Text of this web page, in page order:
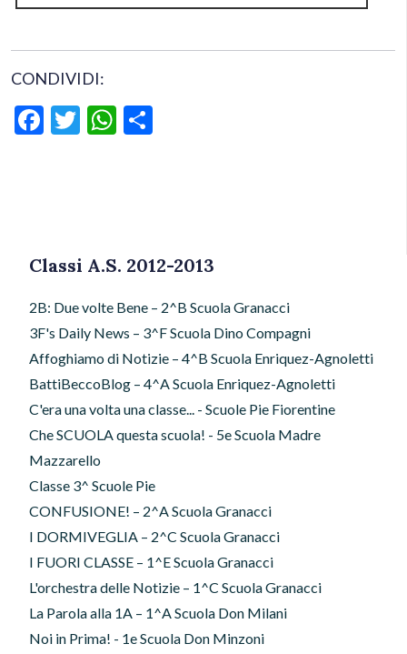
CONDIVIDI:
Facebook
TwitterWhatsApp
Classi A.S. 2012-2013
2B: Due volte Bene – 2^B Scuola Granacci
3F's Daily News – 3^F Scuola Dino Compagni
Affoghiamo di Notizie – 4^B Scuola Enriquez-Agnoletti
BattiBeccoBlog – 4^A Scuola Enriquez-Agnoletti
C'era una volta una classe... - Scuole Pie Fiorentine
Che SCUOLA questa scuola! - 5e Scuola Madre
Mazzarello
Classe 3^ Scuole Pie
CONFUSIONE! – 2^A Scuola Granacci
I DORMIVEGLIA – 2^C Scuola Granacci
I FUORI CLASSE – 1^E Scuola Granacci
L'orchestra delle Notizie – 1^C Scuola Granacci
La Parola alla 1A – 1^A Scuola Don Milani
Noi in Prima! - 1e Scuola Don Minzoni